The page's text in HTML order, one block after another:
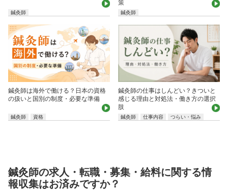
鍼灸師
策
鍼灸師
鍼灸師は海外で働ける？日本の資格
の扱いと国別の制度・必要な準備
鍼灸師 資格
鍼灸師の仕事はしんどい？きついと
感じる理由と対処法・働き方の選択
肢
鍼灸師 仕事内容 つらい・悩み
鍼灸師の求人・転職・募集・給料に関する情
報収集はお済みですか？